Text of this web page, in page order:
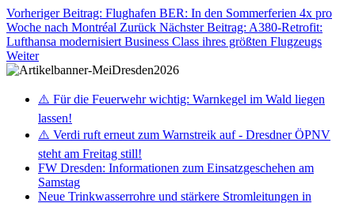
Vorheriger Beitrag: Flughafen BER: In den Sommerferien 4x pro
Woche nach Montréal Zurück Nächster Beitrag: A380-Retrofit:
Lufthansa modernisiert Business Class ihres größten Flugzeugs
Weiter
⚠️ Für die Feuerwehr wichtig: Warnkegel im Wald liegen
lassen!
⚠️ Verdi ruft erneut zum Warnstreik auf - Dresdner ÖPNV
steht am Freitag still!
FW Dresden: Informationen zum Einsatzgeschehen am
Samstag
Neue Trinkwasserrohre und stärkere Stromleitungen in